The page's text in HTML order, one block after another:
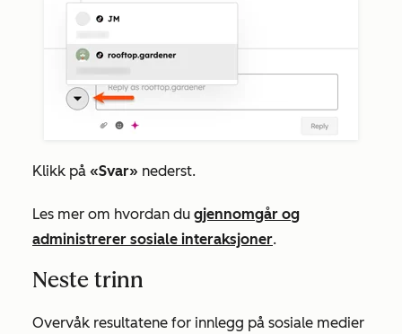
Klikk på «Svar» nederst.
Les mer om hvordan du gjennomgår og
administrerer sosiale interaksjoner.
Neste trinn
Overvåk resultatene for innlegg på sosiale medier